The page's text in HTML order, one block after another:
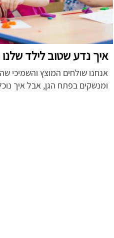
איך נדע שטוב לילד שלנו
אנחנו שולחים המוצץ והשמיכי
ומנשקים בפתח הגן, אבל איך